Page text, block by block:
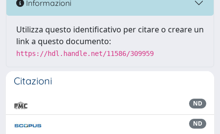
Informazioni
Utilizza questo identificativo per citare o creare un
link a questo documento:
https://hdl.handle.net/11586/309959
Citazioni
ND
ND